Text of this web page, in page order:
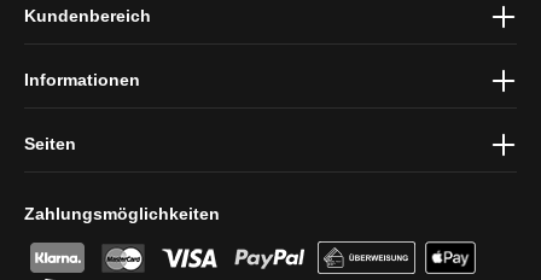
und dieAGBgelesen und bin mit ihnen einverstanden.
Zahlungsmöglichkeiten
Kundenbereich
Informationen
Seiten